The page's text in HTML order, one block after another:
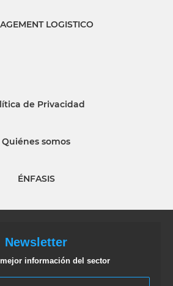
LOGISTICO
de Privacidad
Quiénes somos
ÉNFASIS
Newsletter
información del sector